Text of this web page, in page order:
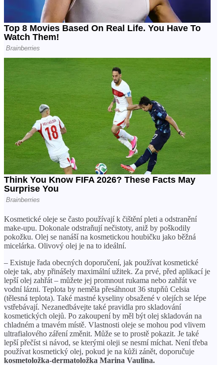
Kosmetické oleje se často používají k čištění pleti a odstranění
make-upu. Dokonale odstraňují nečistoty, aniž by poškodily
pokožku. Olej se nanáší na kosmetickou houbičku jako běžná
micelárka. Olivový olej je na to ideální.
– Existuje řada obecných doporučení, jak používat kosmetické
oleje tak, aby přinášely maximální užitek. Za prvé, před aplikací je
lepší olej zahřát – můžete jej promnout rukama nebo zahřát ve
vodní lázni. Teplota by neměla přesáhnout 36 stupňů Celsia
(tělesná teplota). Také mastné kyseliny obsažené v olejích se lépe
vstřebávají. Nezanedbávejte také pravidla pro skladování
kosmetických olejů. Po zakoupení by měl být olej skladován na
chladném a tmavém místě. Vlastnosti oleje se mohou pod vlivem
ultrafialového záření změnit. Může se to prostě pokazit. Je také
lepší přečíst si návod, se kterými oleji se nesmí míchat. Není třeba
používat kosmetický olej, pokud je na kůži zánět, doporučuje
kosmetoložka-dermatoložka Marina Vaulina.